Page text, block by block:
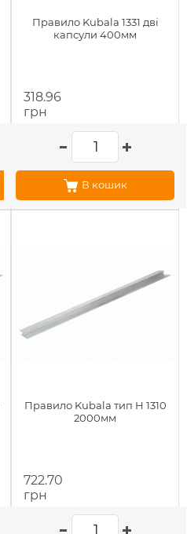
Правило Kubala 1331 дві
капсули 400мм
318.96
грн
В кошик
Правило Kubala тип Н 1310
2000мм
722.70
грн